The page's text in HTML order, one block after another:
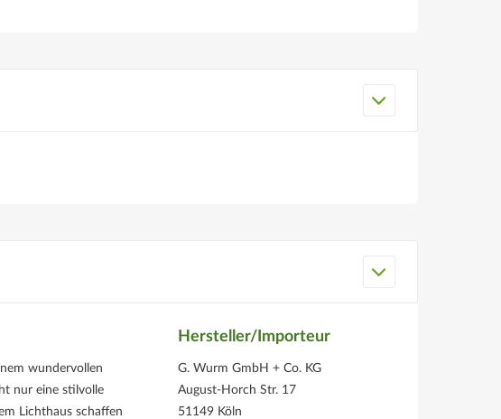
wundervollen
nur eine stilvolle
Lichthaus schaffen
Hersteller/Importeur
G. Wurm GmbH + Co. KG
August-Horch Str. 17
51149 Köln